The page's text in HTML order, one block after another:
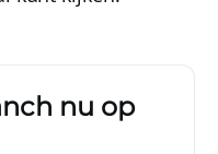
nu op